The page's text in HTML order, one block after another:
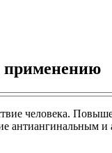
применению
человека.
антиангинальным и